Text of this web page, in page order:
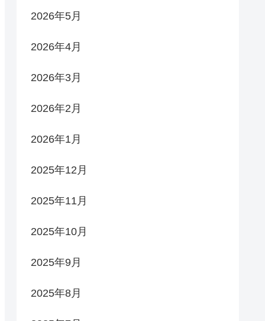
2026年5月
2026年4月
2026年3月
2026年2月
2026年1月
2025年12月
2025年11月
2025年10月
2025年9月
2025年8月